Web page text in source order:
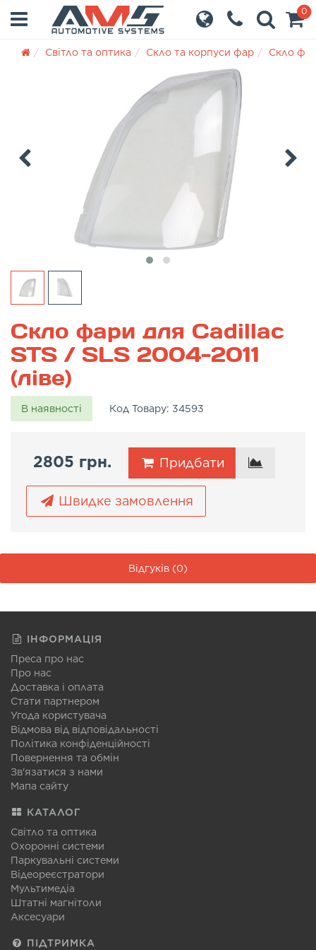
0
Світло та оптика Скло та корпуси фар Скло
Скло фари для Cadillac
STS / SLS 2004-2011
(ліве)
В наявності Код Товару: 34593
2805 грн. Придбати
Швидке замовлення
Відгуків (0)
ІНФОРМАЦІЯ
Преса про нас
Про нас
Доставка і оплата
Стати партнером
Угода користувача
Відмова від відповідальності
Політика конфіденційності
Повернення та обмін
Зв'язатися з нами
Мапа сайту
КАТАЛОГ
Світло та оптика
Охоронні системи
Паркувальні системи
Відеореєстратори
Мультимедіа
Штатні магнітоли
Аксесуари
ПІДТРИМКА